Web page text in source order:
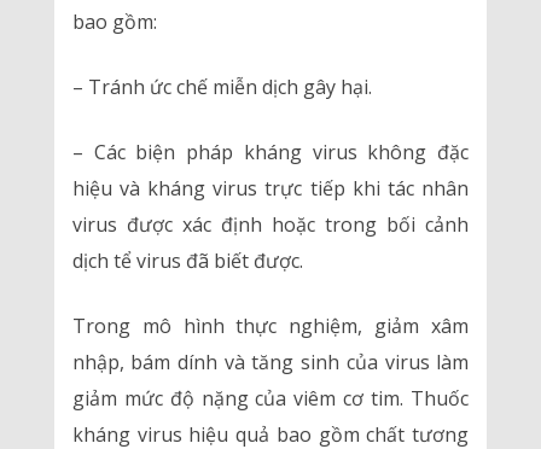
bao gồm:
– Tránh ức chế miễn dịch gây hại.
– Các biện pháp kháng virus không đặc
hiệu và kháng virus trực tiếp khi tác nhân
virus được xác định hoặc trong bối cảnh
dịch tể virus đã biết được.
Trong mô hình thực nghiệm, giảm xâm
nhập, bám dính và tăng sinh của virus làm
giảm mức độ nặng của viêm cơ tim. Thuốc
kháng virus hiệu quả bao gồm chất tương